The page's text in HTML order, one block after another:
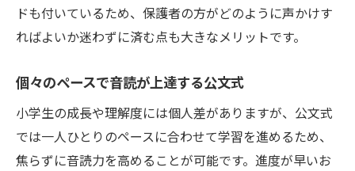
ドも付いているため、保護者の方がどのように声かけす
ればよいか迷わずに済む点も大きなメリットです。
個々のペースで音読が上達する公文式
小学生の成長や理解度には個人差がありますが、公文式
では一人ひとりのペースに合わせて学習を進めるため、
焦らずに音読力を高めることが可能です。進度が早いお